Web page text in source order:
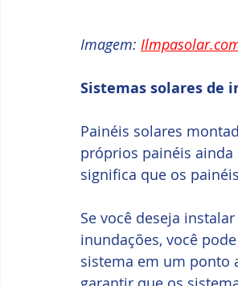
Imagem:
Sistemas solares de
Painéis solares
próprios painéis ainda
significa que os
Se você deseja
inundações, você
sistema em um ponto